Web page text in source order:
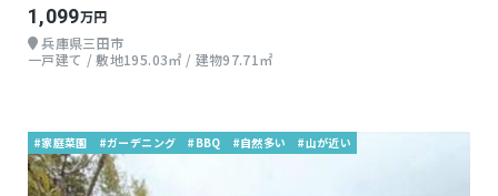
1,099万円
兵庫県三田市
一戸建て / 敷地195.03㎡ / 建物97.71㎡
#家庭菜園 #ガーデニング #BBQ #自然多い #山が近い